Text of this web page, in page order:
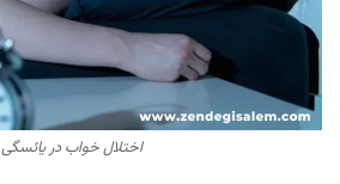
اختلال خواب در یائسگی